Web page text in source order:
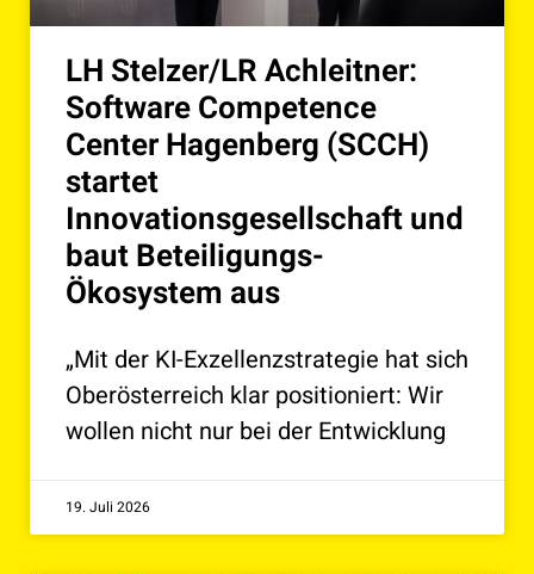
LH Stelzer/LR Achleitner:
Software Competence
Center Hagenberg (SCCH)
startet
Innovationsgesellschaft und
baut Beteiligungs-
Ökosystem aus
„Mit der KI-Exzellenzstrategie hat sich
Oberösterreich klar positioniert: Wir
wollen nicht nur bei der Entwicklung
19. Juli 2026